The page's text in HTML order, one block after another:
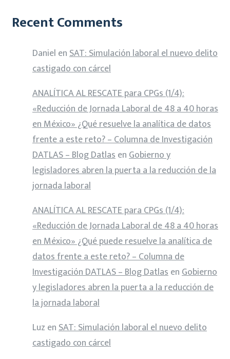
Recent Comments
Daniel enSAT: Simulación laboral el nuevo delito
castigado con cárcel
ANALÍTICA AL RESCATE para CPGs (1/4):
«Reducción de Jornada Laboral de 48 a 40 horas
en México» ¿Qué resuelve la analítica de datos
frente a este reto? – Columna de Investigación
DATLAS – Blog DatlasenGobierno y
legisladores abren la puerta a la reducción de la
jornada laboral
ANALÍTICA AL RESCATE para CPGs (1/4):
«Reducción de Jornada Laboral de 48 a 40 horas
en México» ¿Qué puede resuelve la analítica de
datos frente a este reto? – Columna de
Investigación DATLAS – Blog DatlasenGobierno
y legisladores abren la puerta a la reducción de
la jornada laboral
Luz enSAT: Simulación laboral el nuevo delito
castigado con cárcel